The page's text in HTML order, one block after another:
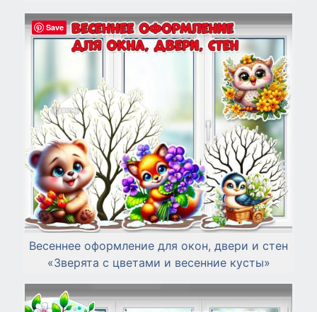
Весеннее оформление для окон, двери и стен
«Зверята с цветами и весенние кусты»
Save